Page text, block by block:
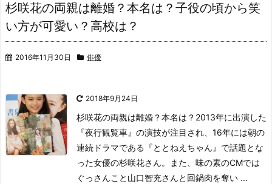
杉咲花の両親は離婚？本名は？子役の頃から笑
い方が可愛い？高校は？
2016年11月30日 俳優
2018年9月24日
杉咲花の両親は離婚？本名は？ 2013年に出演した
『夜行観覧車』の演技が注目され、16年には朝の
連続ドラマである『ととねえちゃん』で話題とな
った女優の杉咲花さん。
また、味の素のCMでは
ぐっさんこと山口智充さんと回鍋肉を奪い ...